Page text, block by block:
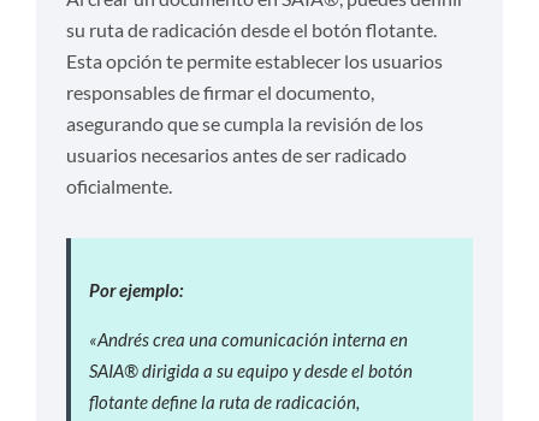
su ruta de radicación desde el botón flotante.
Esta opción te permite establecer los usuarios
responsables de firmar el documento,
asegurando que se cumpla la revisión de los
usuarios necesarios antes de ser radicado
oficialmente.
Por ejemplo:
«Andrés crea una comunicación interna en
SAIA® dirigida a su equipo y desde el botón
flotante define la ruta de radicación,